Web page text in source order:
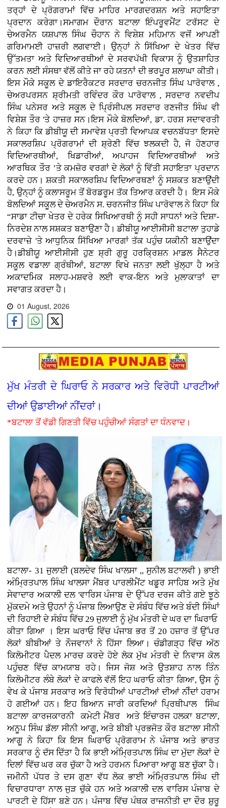
ਤਰ੍ਹਾਂ ਦੇ ਪ੍ਰੋਗਰਾਮਾਂ ਵਿੱਚ ਮਾਹਿਰ ਮਾਰਗਦਰਸ਼ਨ ਅਤੇ ਸਹਾਇਤਾ
ਪ੍ਰਦਾਨ ਕਰੇਗਾ।ਸਮਾਗਮ ਦੌਰਾਨ ਬਟਾਲਾ ਇੰਪਰੂਵਮੈਂਟ ਟਰੱਸਟ ਦੇ
ਚੇਅਰਮੈਨ ਯਸ਼ਪਾਲ ਸਿੰਘ ਚੌਹਾਨ ਨੇ ਵਿਸ਼ੇਸ਼ ਮਹਿਮਾਨ ਵਜੋਂ ਆਪਣੀ
ਗਰਿਮਾਮਈ ਹਾਜ਼ਰੀ ਲਗਵਾਈ। ਉਨ੍ਹਾਂ ਨੇ ਸਿੱਖਿਆ ਦੇ ਖੇਤਰ ਵਿੱਚ
ਉੱਤਮਤਾ ਅਤੇ ਵਿਦਿਆਰਥੀਆਂ ਦੇ ਸਰਵਪੱਖੀ ਵਿਕਾਸ ਨੂੰ ਉਤਸ਼ਾਹਿਤ
ਕਰਨ ਲਈ ਸੰਸਥਾ ਵੱਲੋਂ ਕੀਤੇ ਜਾ ਰਹੇ ਯਤਨਾਂ ਦੀ ਭਰਪੂਰ ਸ਼ਲਾਘਾ ਕੀਤੀ।
ਇਸ ਮੌਕੇ ਸਕੂਲ ਦੇ ਡਾਇਰੈਕਟਰ ਸਰਦਾਰ ਚਰਨਜੀਤ ਸਿੰਘ ਪਾਰੋਵਾਲ ,
ਚੇਅਰਪਰਸਨ ਸ਼੍ਰੀਮਤੀ ਰਵਿੰਦਰ ਕੌਰ ਪਾਰੋਵਾਲ , ਸਰਦਾਰ ਨਵਦੀਪ
ਸਿੰਘ ਪਨੇਸਰ ਅਤੇ ਸਕੂਲ ਦੇ ਪ੍ਰਿੰਸੀਪਲ ਸਰਦਾਰ ਰਣਜੀਤ ਸਿੰਘ ਵੀ
ਵਿਸ਼ੇਸ਼ ਤੌਰ 'ਤੇ ਹਾਜ਼ਰ ਸਨ।ਇਸ ਮੌਕੇ ਬੋਲਦਿਆਂ, ਡਾ. ਹਰਸ਼ ਸਦਾਵਰਤੀ
ਨੇ ਕਿਹਾ ਕਿ ਡੀਬੀਯੂ ਦੀ ਸਮਾਵੇਸ਼ ਪ੍ਰਤੀ ਵਿਆਪਕ ਵਚਨਬੱਧਤਾ ਇਸਦੇ
ਸਕਾਲਰਸ਼ਿਪ ਪ੍ਰੋਗਰਾਮਾਂ ਦੀ ਸ਼੍ਰੇਣੀ ਵਿੱਚ ਝਲਕਦੀ ਹੈ, ਜੋ ਹੋਣਹਾਰ
ਵਿਦਿਆਰਥੀਆਂ, ਖਿਡਾਰੀਆਂ, ਅਪਾਹਜ ਵਿਦਿਆਰਥੀਆਂ ਅਤੇ
ਆਰਥਿਕ ਤੌਰ ’ਤੇ ਕਮਜ਼ੋਰ ਵਰਗਾਂ ਦੇ ਲੋਕਾਂ ਨੂੰ ਵਿੱਤੀ ਸਹਾਇਤਾ ਪ੍ਰਦਾਨ
ਕਰਦੇ ਹਨ। ਸ਼ਕਤੀ ਸਕਾਲਰਸ਼ਿਪ ਵਿਦਿਆਰਥਣਾਂ ਨੂੰ ਸਸ਼ਕਤ ਬਣਾਉਂਦੀ
ਹੈ, ਉਨ੍ਹਾਂ ਨੂੰ ਕਲਾਸਰੂਮ ਤੋਂ ਬੋਰਡਰੂਮ ਤੱਕ ਤਿਆਰ ਕਰਦੀ ਹੈ। ਇਸ ਮੌਕੇ
ਬੋਲਦਿਆਂ ਸਕੂਲ ਦੇ ਚੇਅਰਮੈਨ ਸ. ਚਰਨਜੀਤ ਸਿੰਘ ਪਾਰੋਵਾਲ ਨੇ ਕਿਹਾ ਕਿ
“ਸਾਡਾ ਟੀਚਾ ਖੇਤਰ ਦੇ ਹਰੇਕ ਸਿਖਿਆਰਥੀ ਨੂੰ ਸਹੀ ਸਾਧਨਾਂ ਅਤੇ ਦਿਸ਼ਾ-
ਨਿਰਦੇਸ਼ ਨਾਲ ਸਸ਼ਕਤ ਬਣਾਉਣਾ ਹੈ। ਡੀਬੀਯੂ ਆਈਸੀਸੀ ਬਟਾਲਾ ਤੁਹਾਡੇ
ਦਰਵਾਜ਼ੇ 'ਤੇ ਆਧੁਨਿਕ ਸਿੱਖਿਆ ਮਾਰਗਾਂ ਤੱਕ ਪਹੁੰਚ ਯਕੀਨੀ ਬਣਾਉਂਦਾ
ਹੈ।ਡੀਬੀਯੂ ਆਈਸੀਸੀ ਹੁਣ ਸ਼੍ਰੀ ਗੁਰੂ ਹਰਕ੍ਰਿਸ਼ਨ ਮਾਡਲ ਸੈਨੇਟਰ
ਸਕੂਲ ਵਡਾਲਾ ਗ੍ਰੰਥੀਆਂ, ਬਟਾਲਾ ਵਿਖੇ ਜਨਤਾ ਲਈ ਖੁੱਲ੍ਹਾ ਹੈ ਅਤੇ
ਅਕਾਦਮਿਕ ਸਲਾਹ-ਮਸ਼ਵਰੇ ਲਈ ਵਾਕ-ਇਨ ਅਤੇ ਮੁਲਾਕਾਤਾਂ ਦਾ
ਸਵਾਗਤ ਕਰਦਾ ਹੈ।
01 August, 2026
ਮੁੱਖ ਮੰਤਰੀ ਦੇ ਘਿਰਾਓ ਨੇ ਸਰਕਾਰ ਅਤੇ ਵਿਰੋਧੀ ਪਾਰਟੀਆਂ
ਦੀਆਂ ਉਡਾਈਆਂ ਨੀਂਦਰਾਂ।
*ਬਟਾਲਾ ਤੋਂ ਵੱਡੀ ਗਿਣਤੀ ਵਿੱਚ ਪਹੁੰਚੀਆਂ ਸੰਗਤਾਂ ਦਾ ਧੰਨਵਾਦ।
ਬਟਾਲਾ- 31 ਜੁਲਾਈ (ਬਲਦੇਵ ਸਿੰਘ ਖਾਲਸਾ ,, ਸੁਨੀਲ ਬਟਾਲਵੀ ) ਭਾਈ
ਅੰਮ੍ਰਿਤਪਾਲ ਸਿੰਘ ਖਾਲਸਾ ਮੈਂਬਰ ਪਾਰਲੀਮੈਂਟ ਖਡੂਰ ਸਾਹਿਬ ਅਤੇ ਮੁੱਖ
ਸੇਵਾਦਾਰ ਅਕਾਲੀ ਦਲ 'ਵਾਰਿਸ ਪੰਜਾਬ ਦੇ' ਉੱਪਰ ਦਰਜ ਕੀਤੇ ਗਏ ਝੂਠੇ
ਮੁੱਕਦਮੇ ਅਤੇ ਉਹਨਾਂ ਨੂੰ ਪੰਜਾਬ ਲਿਆਉਣ ਦੇ ਸੰਬੰਧ ਵਿੱਚ ਅਤੇ ਬੰਦੀ ਸਿੰਘਾਂ
ਦੀ ਰਿਹਾਈ ਦੇ ਸੰਬੰਧ ਵਿੱਚ 29 ਜੁਲਾਈ ਨੂੰ ਮੁੱਖ ਮੰਤਰੀ ਦੇ ਘਰ ਦਾ ਘਿਰਾਓ
ਕੀਤਾ ਗਿਆ । ਇਸ ਘਰਾਓ ਵਿੱਚ ਪੰਜਾਬ ਭਰ ਤੋਂ 20 ਹਜ਼ਾਰ ਤੋਂ ਉੱਪਰ
ਲੋਕਾਂ ਬੀਬੀਆਂ ਤੇ ਨੌਜਵਾਨਾਂ ਨੇ ਹਿੱਸਾ ਲਿਆ। ਚੰਡੀਗੜ੍ਹ ਵਿੱਚ ਅੱਠ
ਕਿਲੋਮੀਟਰ ਪੈਦਲ ਮਾਰਚ ਕਰਦੇ ਹੋਏ ਲੋਕ ਮੁੱਖ ਮੰਤਰੀ ਦੇ ਨਿਵਾਸ ਕੋਲ
ਪਹੁੰਚਣ ਵਿੱਚ ਕਾਮਯਾਬ ਰਹੇ। ਜਿਸ ਜੋਸ਼ ਅਤੇ ਉਤਸ਼ਾਹ ਨਾਲ ਤਿੰਨ
ਕਿਲੋਮੀਟਰ ਲੰਬੇ ਲੋਕਾਂ ਦੇ ਕਾਫਲੇ ਵੱਲੋਂ ਇਹ ਘਰਾਓ ਕੀਤਾ ਗਿਆ, ਉਸ ਨੂੰ
ਵੇਖ ਕੇ ਪੰਜਾਬ ਸਰਕਾਰ ਅਤੇ ਵਿਰੋਧੀਆਂ ਪਾਰਟੀਆਂ ਦੀਆਂ ਨੀੰਦਾਂ ਹਰਾਮ
ਹੋ ਗਈਆਂ ਹਨ। ਇਹ ਬਿਆਨ ਜਾਰੀ ਕਰਦਿਆਂ ਪ੍ਰਿਥੀਪਾਲ ਸਿੰਘ
ਬਟਾਲਾ ਕਾਰਜਕਾਰਨੀ ਕਮੇਟੀ ਮੈਂਬਰ ਅਤੇ ਇੰਚਾਰਜ ਹਲਕਾ ਬਟਾਲਾ,
ਅਨੂਪ ਸਿੰਘ ਡੱਲਾ ਸੀਨੀ ਆਗੂ, ਅਤੇ ਬੀਬੀ ਪ੍ਰਭਜੋਤ ਕੌਰ ਬਟਾਲਾ ਸੀਨੀ
ਆਗੂ ਨੇ ਕਿਹਾ ਕਿ ਇਸ ਘਿਰਾਓ ਪ੍ਰੋਗਰਾਮ ਨੇ ਪੰਜਾਬ ਅਤੇ ਭਾਰਤ
ਸਰਕਾਰ ਨੂੰ ਦੱਸ ਦਿੱਤਾ ਹੈ ਕਿ ਭਾਈ ਅੰਮ੍ਰਿਤਪਾਲ ਸਿੰਘ ਦਾ ਮੁੱਦਾ ਲੋਕਾਂ ਦੇ
ਦਿਲਾਂ ਵਿੱਚ ਘਰ ਕਰ ਚੁੱਕਾ ਹੈ ਅਤੇ ਹਰਮਨ ਪਿਆਰਾ ਆਗੂ ਬਣ ਚੁੱਕਾ ਹੈ।
ਜਮੀਨੀ ਪੱਧਰ ਤੇ ਦਸ ਗੁਣਾ ਵੱਧ ਲੋਕ ਭਾਈ ਅੰਮ੍ਰਿਤਪਾਲ ਸਿੰਘ ਦੀ
ਵਿਚਾਰਧਾਰਾ ਨਾਲ ਜੁੜ ਚੁੱਕੇ ਹਨ ਅਤੇ ਅਕਾਲੀ ਦਲ ਵਾਰਿਸ ਪੰਜਾਬ ਦੇ
ਪਾਰਟੀ ਦੇ ਹਿੱਸਾ ਬਣੇ ਹਨ। ਪੰਜਾਬ ਵਿੱਚ ਪੰਥਕ ਰਾਜਨੀਤੀ ਦਾ ਦੌਰ ਸ਼ੁਰੂ